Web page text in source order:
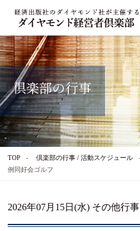
倶楽部の行事
TOP 倶楽部の行事 / 活動スケジュール
例同好会ゴルフ
2026年07月15日(水) その他行事